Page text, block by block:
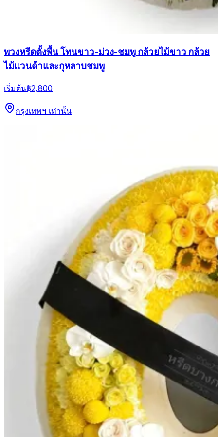
พวงหรีดตั้งพื้น โทนขาว-ม่วง-ชมพู กล้วยไม้ขาว กล้วย
ไม้แวนด้าและกุหลาบชมพู
เริ่มต้น฿2,800
กรุงเทพฯ เท่านั้น